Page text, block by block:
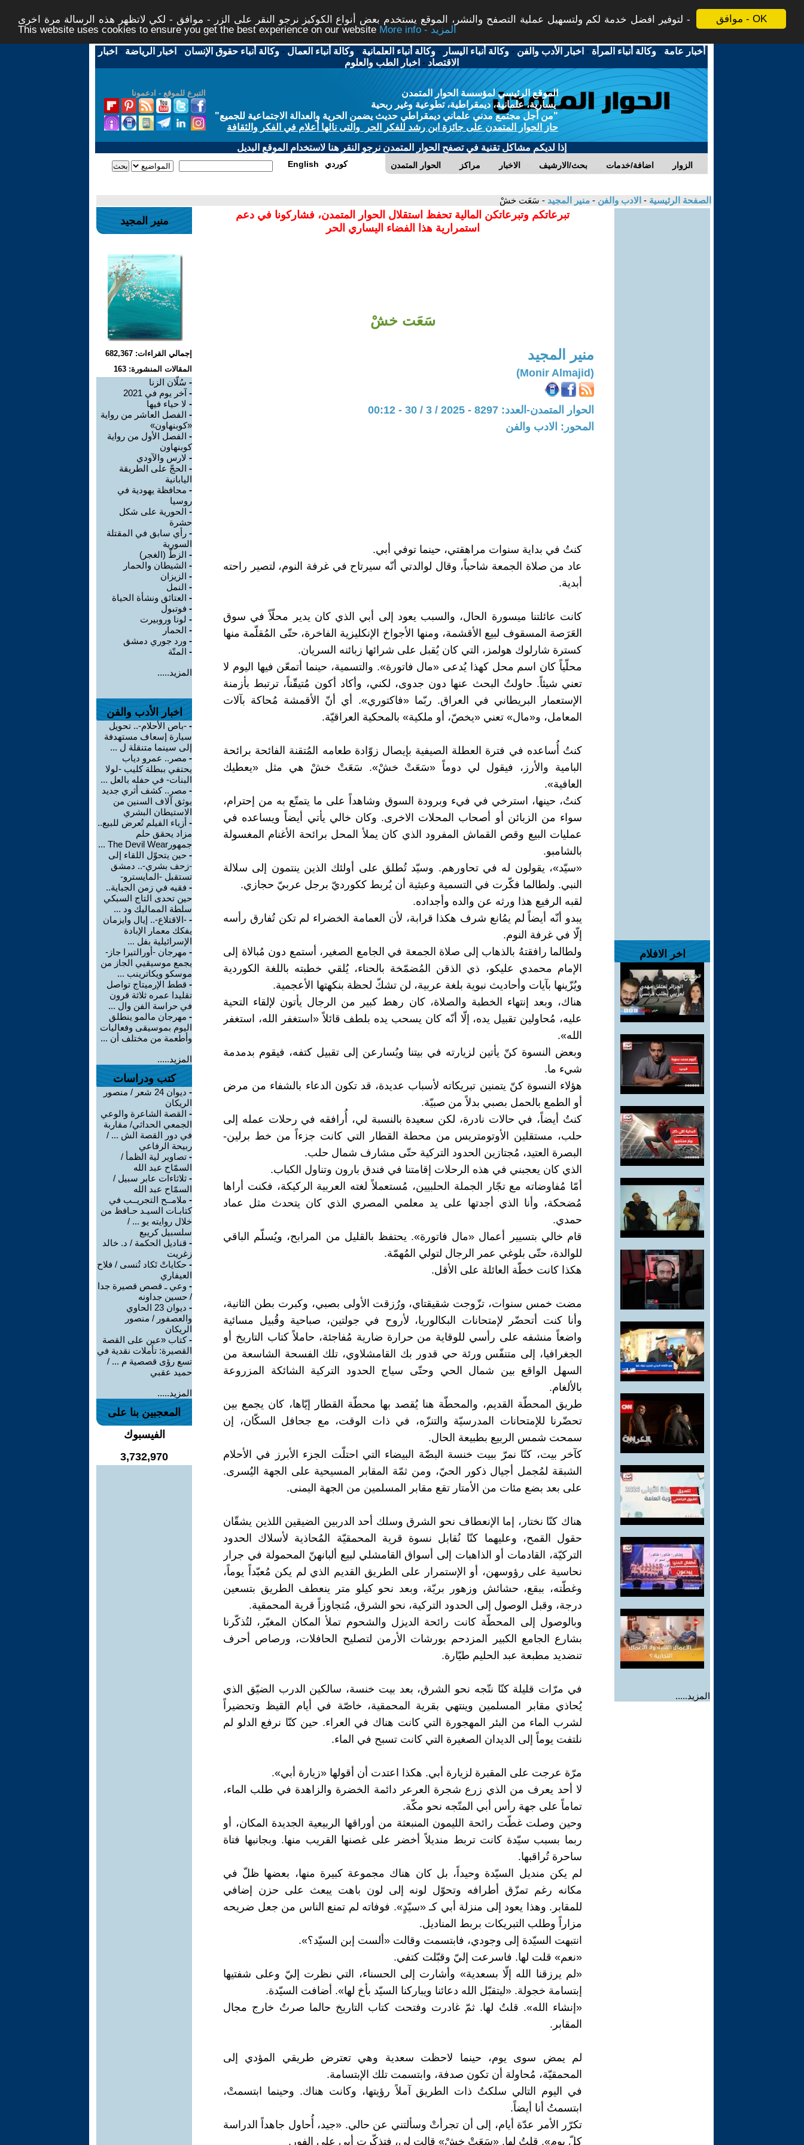
موافق - OK
لتوفير افضل خدمة لكم ولتسهيل عملية التصفح والنشر، الموقع يستخدم بعض أنواع الكوكيز نرجو النقر على الزر - موافق - لكي لاتظهر هذه الرسالة مرة اخرى -
This website uses cookies to ensure you get the best experience on our website
More info - المزيد
أخبار عامة -وكالة أنباء المرأة - اخبار الأدب والفن -وكالة أنباء اليسار -وكالة أنباء العلمانية -وكالة أنباء العمال -وكالة أنباء حقوق الإنسان - اخبار الرياضة - اخبار
الاقتصاد - اخبار الطب والعلوم
التبرع للموقع - ادعمونا
الموقع الرئيسي لمؤسسة الحوار المتمدن
يسارية، علمانية، ديمقراطية، تطوعية وغير ربحية
"من أجل مجتمع مدني علماني ديمقراطي حديث يضمن الحرية والعدالة الاجتماعية للجميع"
حاز الحوار المتمدن على جائزة ابن رشد للفكر الحر والتى نالها أعلام في الفكر والثقافة
إذا لديكم مشاكل تقنية في تصفح الحوار المتمدن نرجو النقر هنا لاستخدام الموقع البديل
الحوار المتمدن مراكز الاخبار بحث/الارشيف اضافة/خدمات الزوار English كوردي
الصفحة الرئيسية - الادب والفن - منير المجيد - سَعَت خشْ
اخر الافلام
المزيد.....
تبرعاتكم وتبرعاتكن المالية تحفظ استقلال الحوار المتمدن، فشاركونا في دعم
استمرارية هذا الفضاء اليساري الحر
سَعَت خشْ
منير المجيد
(Monir Almajid)
الحوار المتمدن-العدد: 8297 - 2025 / 3 / 30 - 00:12
المحور: الادب والفن
كنتُ في بداية سنوات مراهقتي، حينما توفي أبي.
عاد من صلاة الجمعة شاحباً، وقال لوالدتي أنّه سيرتاح في غرفة النوم، لتصير راحته
أبدية.
كانت عائلتنا ميسورة الحال، والسبب يعود إلى أبي الذي كان يدير محلّاً في سوق
العَرَصة المسقوف لبيع الأقشمة، ومنها الأجواخ الإنكليزية الفاخرة، حتّى المُقلّمة منها
كسترة شارلوك هولمز، التي كان يُقبل على شرائها زبائنه السريان.
محلّياً كان اسم محل كهذا يُدعى «مال فاتورة». والتسمية، حينما أتمعّن فيها اليوم لا
تعني شيئاً. حاولتُ البحث عنها دون جدوى، لكني، وأكاد أكون مُتيقّناً، ترتبط بأزمنة
الإستعمار البريطاني في العراق. ربّما «فاكتوري». أي أنّ الأقمشة مُحاكة بآلات
المعامل، و«مال» تعني «يخصّ، أو ملكية» بالمحكية العراقيّة.
كنتُ أُساعده في فترة العطلة الصيفية بإيصال زوّادة طعامه المُتقنة الفائحة برائحة
البامية والأرز، فيقول لي دوماً «سَعَتْ خشْ». سَعَتْ خشْ هي مثل «يعطيك
العافية».
كنتُ، حينها، استرخي في فيء وبرودة السوق وشاهداً على ما يتمتّع به من إحترام،
سواء من الزبائن أو أصحاب المحلات الاخرى. وكان خالي يأتي أيضاً ويساعده في
عمليات البيع وقص القماش المفرود الذي كان يملأ المحل برائحة الأغنام المغسولة
بالشامبو.
«سيّد»، يقولون له في تحاورهم. وسيّد تُطلق على أولئك الذين ينتمون إلى سلالة
النبي. ولطالما فكّرت في التسمية وعبثية أن يُربط ككورديّ برجل عربيّ حجازي.
لقبه الرفيع هذا ورثه عن والده وأجداده.
يبدو أنّه أيضاً لم يمُانع شرف هكذا قرابة، لأن العمامة الخضراء لم تكن تُفارق رأسه
إلّا في غرفة النوم.
ولطالما رافقتهُ بالذهاب إلى صلاة الجمعة في الجامع الصغير، أستمع دون مُبالاة إلى
الإمام محمدي عليكو، ذي الذقن المُضمّخة بالحناء، يُلقي خطبته باللغة الكوردية
ويُزّينها بآيات وأحاديث نبوية بلغة عربية، لن تشكّ لحظة بنكهتها الأعجمية.
هناك، وبعد إنتهاء الخطبة والصلاة، كان رهط كبير من الرجال يأتون لإلقاء التحية
عليه، مُحاولين تقبيل يده، إلّا أنّه كان يسحب يده بلطف قائلاً «استغفر الله، استغفر
الله».
وبعض النسوة كنّ يأتين لزيارته في بيتنا ويُسارعن إلى تقبيل كتفه، فيقوم بدمدمة
شيء ما.
هؤلاء النسوة كنّ يتمنين تبريكاته لأسباب عديدة، قد تكون الدعاء بالشفاء من مرض
أو الطمع بالحمل بصبي بدلاً من صبيّة.
كنتُ أيضاً، في حالات نادرة، لكن سعيدة بالنسبة لي، أُرافقه في رحلات عمله إلى
حلب، مستقلين الأوتومتريس من محطة القطار التي كانت جزءاً من خط برلين-
البصرة العتيد، مُجتازين الحدود التركية حتّى مشارف شمال حلب.
الذي كان يعجبني في هذه الرحلات إقامتنا في فندق بارون وتناول الكباب.
أمّا مُفاوضاته مع تجّار الجملة الحلبيين، مُستعملاً لغته العربية الركيكة، فكنت أراها
مُضحكة، وأنا الذي أجدتها على يد معلمي المصري الذي كان يتحدث مثل عماد
حمدي.
قام خالي بتسيير أعمال «مال فاتورة». يحتفظ بالقليل من المرابح، ويُسلّم الباقي
للوالدة، حتّى بلوغي عمر الرجال لتولي المُهمّة.
هكذا كانت خطّة العائلة على الأقل.
مضت خمس سنوات، تزّوجت شقيقتاي، ورُزقت الأولى بصبي، وكبرت بطن الثانية،
وأنا كنت أتحضّر لإمتحانات البكالوريا، لأروح في جولتين، صباحية وقُبيل مسائية
واضعاً منشفه على رأسي للوقاية من حرارة ضارية مُفاجئة، حاملاً كتاب التاريخ أو
الجغرافيا، إلى متنفّس ورئة حي قدور بك القامشلاوي، تلك الفسحة الشاسعة من
السهل الواقع بين شمال الحي وحتّى سياج الحدود التركية الشائكة المزروعة
بالألغام.
طريق المحطّة القديم، والمحطّة هنا يُقصد بها محطّة القطار إيّاها، كان يجمع بين
تحضّرنا للإمتحانات المدرسيّة والتنزّه، في ذات الوقت، مع جحافل السكّان، إن
سمحت شمس الربيع بطبيعة الحال.
كآخر بيت، كنّا نمرّ ببيت خنسة البضّة البيضاء التي احتلّت الجزء الأبرز في الأحلام
الشبقة لمُجمل أجيال ذكور الحيّ، ومن ثمّة المقابر المسيحية على الجهة اليُسرى.
على بعد بضع مئات من الأمتار تقع مقابر المسلمين من الجهة اليمنى.
هناك كنّا نختار، إما الإنعطاف نحو الشرق وسلك أحد الدربين الضيقين اللذين يشقّان
حقول القمح، وعليهما كنّا نُقابل نسوة قرية المحمقيّة المُحاذية لأسلاك الحدود
التركيّة، القادمات أو الذاهبات إلى أسواق القامشلي لبيع ألبانهنّ المحمولة في جرار
نحاسية على رؤوسهن، أو الإستمرار على الطريق القديم الذي لم يكن مُعبّداً يوماً،
وغطّته، ببقع، حشائش وزهور بريّة، وبعد نحو كيلو متر ينعطف الطريق بتسعين
درجة، وقبل الوصول إلى الحدود التركية، نحو الشرق، مُتجاوزاً قرية المحمقية.
وبالوصول إلى المحطّة كانت رائحة الديزل والشحوم تملأ المكان المغبّر، لتُذكّرنا
بشارع الجامع الكبير المزدحم بورشات الأرمن لتصليح الحافلات، ورصاص أحرف
تنضديد مطبعة عبد الحليم طيّارة.
في مرّات قليلة كنّا نتّجه نحو الشرق، بعد بيت خنسة، سالكين الدرب الضيّق الذي
يُحاذي مقابر المسلمين وينتهي بقرية المحمقية، خاصّة في أيام القيظ وتحضيراً
لشرب الماء من البئر المهجورة التي كانت هناك في العراء. حين كنّا نرفع الدلو لم
نلتفت يوماً إلى الديدان الصغيرة التي كانت تسبح في الماء.
مرّة عرجت على المقبرة لزيارة أبي. هكذا اعتدت أن أقولها «زيارة أبي».
لا أحد يعرف من الذي زرع شجرة العرعر دائمة الخضرة والزاهدة في طلب الماء،
تماماً على جهة رأس أبي المتّجه نحو مكّة.
وحين وصلت غطّت رائحة الليمون المنبعثة من أوراقها الربيعية الجديدة المكان، أو
ربما بسبب سيّدة كانت تربط منديلاً أخضر على غصنها القريب منها. وبجانبها فتاة
ساحرة تُراقبها.
لم يكن منديل السيّدة وحيداً، بل كان هناك مجموعة كبيرة منها، بعضها ظلّ في
مكانه رغم تمزّق أطرافه وتحوّل لونه إلى لون باهت يبعث على حزن إضافي
للمقابر. وهذا يعود إلى منزلة أبي كـ «سيّدٍ». فوفاته لم تمنع الناس من جعل ضريحه
مزاراً وطلب التبريكات بربط المناديل.
انتبهت السيّدة إلى وجودي، فابتسمت وقالت «ألست إبن السيّد؟».
«نعم» قلت لها. فاسرعت إليّ وقبّلت كتفي.
«لم يرزقنا الله إلّا بسعدية» وأشارت إلى الحسناء، التي نظرت إليّ وعلى شفتيها
إبتسامة خجولة. «ليتقبّل الله دعائنا ويباركنا السيّد بأخ لها». أضافت السيّدة.
«إنشاء الله». قلتُ لها. ثمّ غادرت وفتحت كتاب التاريخ حالما صرتُ خارج مجال
المقابر.
لم يمض سوى يوم، حينما لاحظت سعدية وهي تعترض طريقي المؤدي إلى
المحمقيّة، مُحاولة أن تكون صدفة، وابتسمت تلك الإبتسامة.
في اليوم التالي سلكتُ ذات الطريق آملاً رؤيتها، وكانت هناك. وحينما ابتسمتْ،
ابتسمتُ أنا أيضاً.
تكرّر الأمر عدّة أيام، إلى أن تجرأتْ وسألتني عن حالي. «جيد، أُحاول جاهداً الدراسة
كلّ يوم». قلتُ لها. «سَعَتْ خشْ» قالت لي، فتذكّرت أبي على الفور.
منير المجيد
إجمالي القراءات: 682,367
المقالات المنشورة: 163
- سُلّان الزنا
- آخر يوم في 2021
- لا حياء فيها
- الفصل العاشر من رواية
«كوبنهاون»
- الفصل الأول من رواية
كوبنهاون
- لارس والآودي
- الحجّ على الطريقة
اليابانية
- محافظة يهودية في
روسيا
- الحورية على شكل
حشرة
- رأي سابق في المقتلة
السورية
- الزطّ (الغجر)
- الشيطان والحمار
- الزيزان
- النمل
- العتائق ونشأة الحياة
- فوتبول
- لونا وروبيرت
- الحمار
- ورد جوري دمشق
- المتّة
المزيد.....
اخبار الأدب والفن
- -باص الأحلام-.. تحويل
سيارة إسعاف مستهدفة
إلى سينما متنقلة ل ...
- مصر.. عمرو دياب
يحتفي ببطلة كليب -لولا
البنات- في حفله بالعل ...
- مصر.. كشف أثري جديد
يوثق آلاف السنين من
الاستيطان البشري
- أزياء الفيلم تُعرض للبيع..
مزاد يحقق حلم
جمهورThe Devil Wear ...
- حين يتحوّل اللقاء إلى
-زحف بشري-.. دمشق
تستقبل -المايسترو-
- فقيه في زمن الجباية..
حين تحدى التاج السبكي
سلطة المماليك ود ...
- -الاقتلاع-.. إيال وايزمان
يفكك معمار الإبادة
الإسرائيلية بفل ...
- مهرجان -أورالتيرا جاز-
يجمع موسيقيي الجاز من
موسكو ويكاترينب ...
- قطط الإرميتاج تواصل
تقليدا عمره ثلاثة قرون
في حراسة الفن وال ...
- مهرجان مالمو ينطلق
اليوم بموسيقى وفعاليات
وأطعمة من مختلف أن ...
المزيد.....
كتب ودراسات
-
ديوان 24 شعر / منصور
الريكان
- القصة الشاعرة والوعي
الجمعي الحداثي/ مقاربة
في دور القصة الش ... /
ربيحة الرفاعي
- تصاوير لية الظمأ /
السمّاح عبد الله
- ثلاثاءات عابر سبيل /
السمّاح عبد الله
- ملامــح التجريــب في
كتابـات السيـد حـافظ من
خلال روايته يو ... /
سلسبيل كريبع
- قناديل الحكمة / د. خالد
زغريت
- حكاياتْ تَكاد تُنسى / فلاح
العيفاري
- وعي ـ قصص قصيرة جدا
/ حسين جداونه
-
ديوان 23 الحاوي
والعصفور / منصور
الريكان
-كتاب «عين على القصة
القصيرة: تأملات نقدية في
تسع رؤى قصصية م ... /
حميد عقبي
المزيد.....
المعجبين بنا على
الفيسبوك
3,732,970